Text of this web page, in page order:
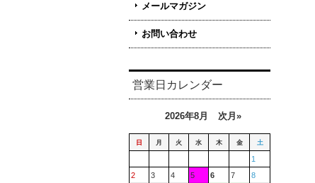
メールマガジン
お問い合わせ
営業日カレンダー
2026年8月 次月»
日 月 火 水 木 金 土
1
2
3 4 5 6 7
8